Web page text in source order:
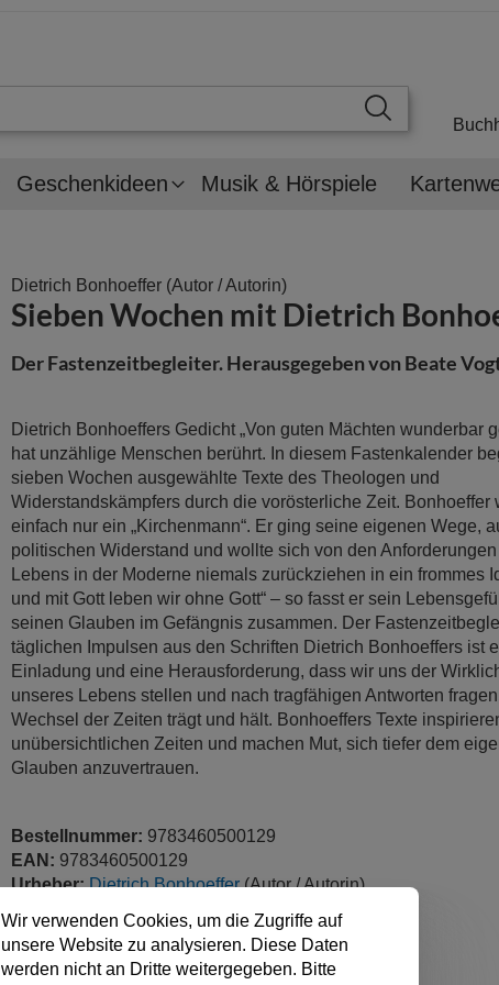
Geschenkideen Musik & Hörspiele
Dietrich Bonhoeffer (Autor / Autorin)
Sieben Wochen mit Dietrich
Der Fastenzeitbegleiter. Herausgegeben von Beate
Dietrich Bonhoeffers Gedicht „Von guten Mächten wunderbar
hat unzählige Menschen berührt. In diesem Fastenkalender
sieben Wochen ausgewählte Texte des Theologen und
Widerstandskämpfers durch die vorösterliche Zeit. Bonhoeffer
einfach nur ein „Kirchenmann“. Er ging seine eigenen Wege,
politischen Widerstand und wollte sich von den
Lebens in der Moderne niemals zurückziehen in ein frommes
und mit Gott leben wir ohne Gott“ – so fasst er sein
seinen Glauben im Gefängnis zusammen. Der
täglichen Impulsen aus den Schriften Dietrich Bonhoeffers ist
Einladung und eine Herausforderung, dass wir uns der
unseres Lebens stellen und nach tragfähigen Antworten
Wechsel der Zeiten trägt und hält. Bonhoeffers Texte
unübersichtlichen Zeiten und machen Mut, sich tiefer dem
Glauben anzuvertrauen.
Bestellnummer: 9783460500129
EAN: 9783460500129
Urheber:Dietrich Bonhoeffer(Autor / Autorin)
Produktart:Buch, GB
Einbandart:Hardcover
Auflage:1
Wir verwenden Cookies, um die Zugriffe auf
unsere Website zu analysieren. Diese Daten
werden nicht an Dritte weitergegeben. Bitte